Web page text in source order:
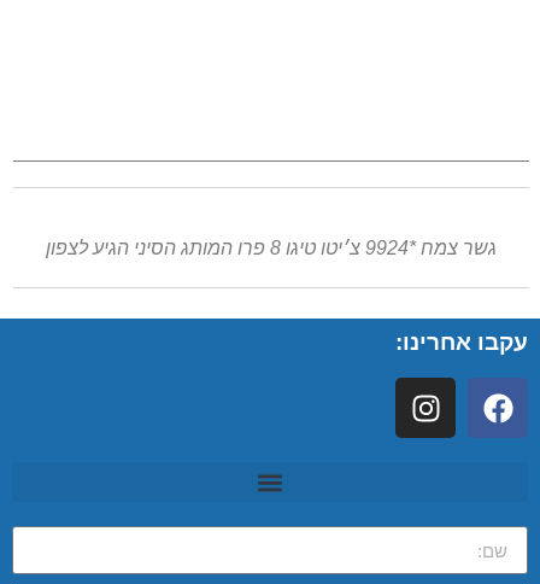
גשר צמח *9924 צ׳יטו טיגו 8 פרו המותג הסיני הגיע לצפון
עקבו אחרינו: